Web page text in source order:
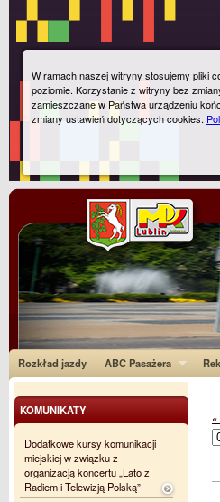
Rozkład jazdy ABC Pasażera
KOMUNIKATY
Dodatkowe kursy komunikacji
miejskiej w związku z
organizacją koncertu „Lato z
Radiem i Telewizją Polską”
W ramach naszej witryny stosujemy pliki
poziomie. Korzystanie z witryny bez
zamieszczane w Państwa urządzeniu
zmiany ustawień dotyczących cookies.